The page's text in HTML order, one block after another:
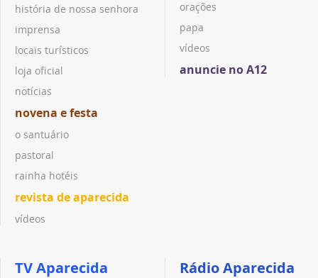
história de nossa senhora
imprensa
locais turísticos
loja oficial
notícias
novena e festa
o santuário
pastoral
rainha hotéis
revista de aparecida
vídeos
orações
papa
vídeos
anuncie no A12
TV Aparecida Rádio Aparecida